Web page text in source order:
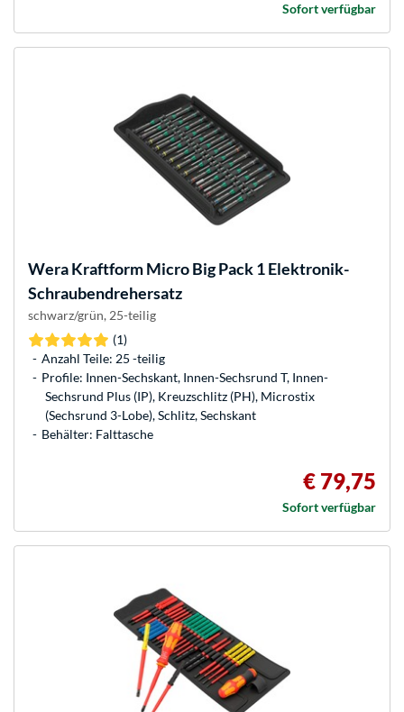
Sofort verfügbar
WeraKraftform Micro Big Pack 1 Elektronik-
Schraubendrehersatz
schwarz/grün, 25-teilig
(1)
Anzahl Teile: 25 -teilig
Profile: Innen-Sechskant, Innen-Sechsrund T, Innen-
Sechsrund Plus (IP), Kreuzschlitz (PH), Microstix
(Sechsrund 3-Lobe), Schlitz, Sechskant
Behälter: Falttasche
€ 79,75
Sofort verfügbar